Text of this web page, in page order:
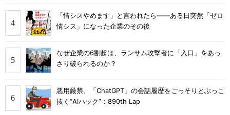
「情シスやめます」と言われたら――ある日突然「ゼロ
情シス」になった企業のその後
なぜ企業の6割超は、ランサム攻撃者に「入口」をあっ
さり破られるのか？
悪用厳禁、「ChatGPT」の会話履歴をごっそりとぶっこ
抜く“AIハック”：890th Lap